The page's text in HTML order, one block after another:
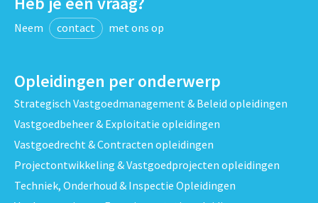
Neem contact met ons op
Opleidingen per onderwerp
Strategisch Vastgoedmanagement & Beleid opleidingen
Vastgoedbeheer & Exploitatie opleidingen
Vastgoedrecht & Contracten opleidingen
Projectontwikkeling & Vastgoedprojecten opleidingen
Techniek, Onderhoud & Inspectie Opleidingen